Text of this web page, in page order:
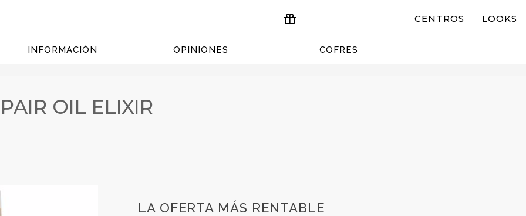
ESTUCHES Y REGALOS
CENTROS LOOKS
INFORMACIÓN OPINIONES COFRES
OIL ELIXIR
LA OFERTA MÁS RENTABLE